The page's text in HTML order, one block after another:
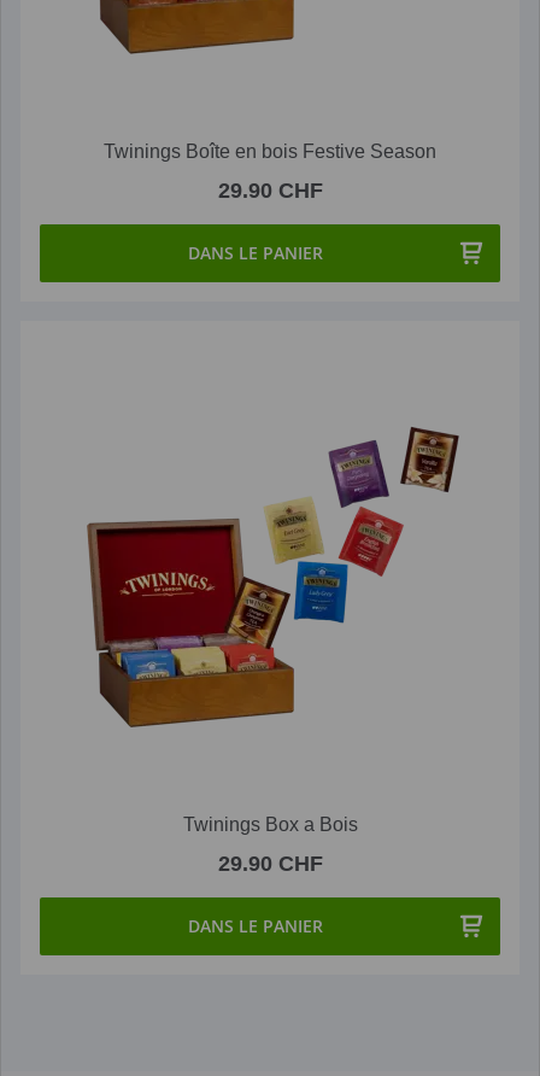
Twinings Boîte en bois Festive Season
29.90 CHF
DANS LE PANIER
Twinings Box a Bois
29.90 CHF
DANS LE PANIER